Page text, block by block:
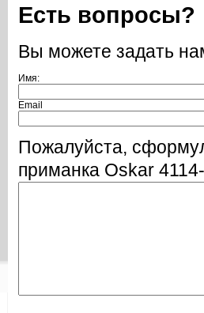
Есть вопросы?
Вы можете задать
Имя:
Email
Пожалуйста,
приманка Oskar